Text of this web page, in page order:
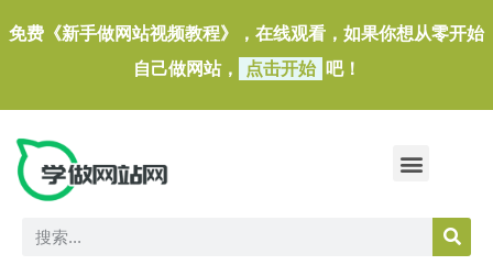
免费《新手做网站视频教程》，在线观看，如果你想从零开始
自己做网站，
点击开始 吧！